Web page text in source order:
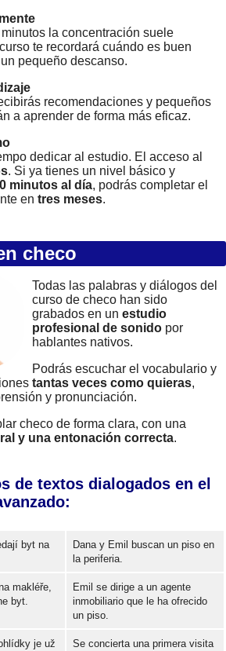
la concentración suele
te recordará cuándo es buen
pequeño descanso.
recomendaciones y pequeños
a aprender de forma más eficaz.
dedicar al estudio. El acceso al
. Si ya tienes un nivel básico y
minutos al día, podrás completar el
en tres meses.
checo
Todas las palabras y diálogos del
curso de checo han sido
grabados en un estudio
profesional de sonido por
hablantes nativos.
Podrás escuchar el vocabulario y
tantas veces como quieras,
y pronunciación.
checo de forma clara, con una
y una entonación correcta.
de textos dialogados en el
byt na
Dana y Emil buscan un piso en
la periferia.
makléře,
byt.
Emil se dirige a un agente
inmobiliario que le ha ofrecido
un piso.
je už
Se concierta una primera visita